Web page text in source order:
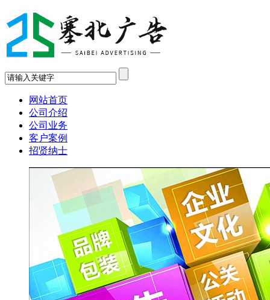
网站首页
公司介绍
公司业务
客户案例
招贤纳士